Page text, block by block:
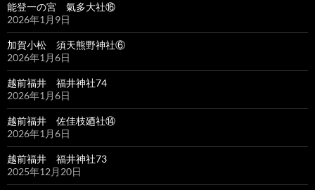
能登一の宮 氣多大社⑯
2026年1月9日
加賀小松 須天熊野神社⑥
2026年1月6日
越前福井 福井神社74
2026年1月6日
越前福井 佐佳枝廼社⑭
2026年1月6日
越前福井 福井神社73
2025年12月20日